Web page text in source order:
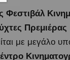
Φεστιβάλ
Πρεμιέρας
με μεγάλο